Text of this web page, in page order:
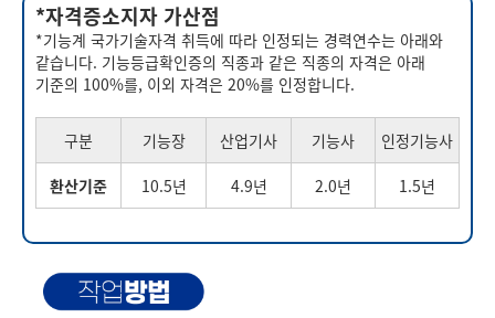
*자격증소지자 가산점
*기능계 국가기술자격 취득에 따라 인정되는 경력연수는 아래와
같습니다. 기능등급확인증의 직종과 같은 직종의 자격은 아래
기준의 100%를, 이외 자격은 20%를 인정합니다.
구분 기능장 산업기사 기능사 인정기능사
환산기준 10.5년 4.9년 2.0년 1.5년